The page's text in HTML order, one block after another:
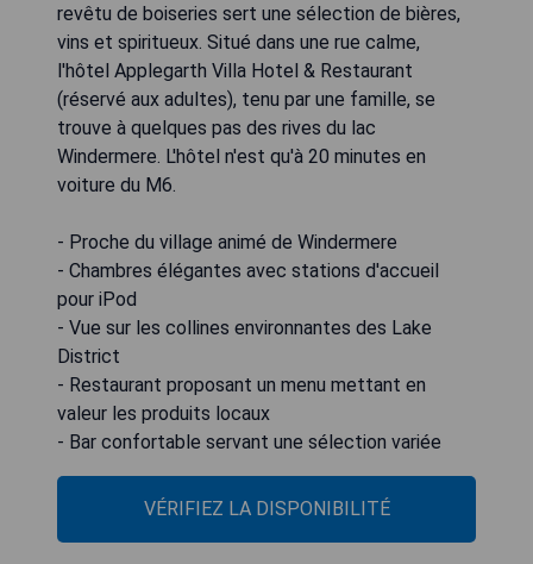
revêtu de boiseries sert une sélection de bières,
vins et spiritueux. Situé dans une rue calme,
l'hôtel Applegarth Villa Hotel & Restaurant
(réservé aux adultes), tenu par une famille, se
trouve à quelques pas des rives du lac
Windermere. L'hôtel n'est qu'à 20 minutes en
voiture du M6.
- Proche du village animé de Windermere
- Chambres élégantes avec stations d'accueil
pour iPod
- Vue sur les collines environnantes des Lake
District
- Restaurant proposant un menu mettant en
valeur les produits locaux
- Bar confortable servant une sélection variée
VÉRIFIEZ LA DISPONIBILITÉ